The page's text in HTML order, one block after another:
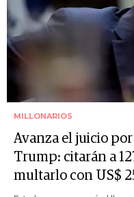
MILLONARIOS
Avanza el juicio
Trump: citarán a
multarlo con US$